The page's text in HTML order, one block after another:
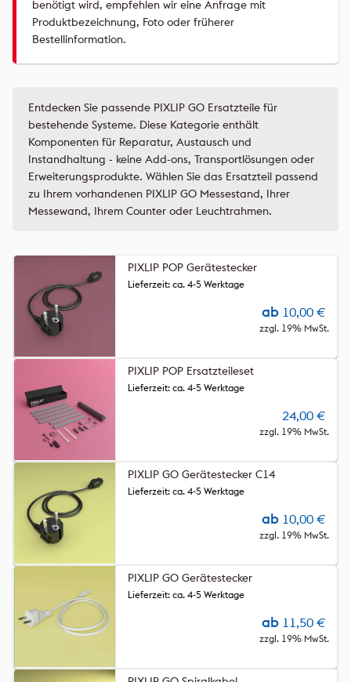
benötigt wird, empfehlen wir eine Anfrage mit
Produktbezeichnung, Foto oder früherer
Bestellinformation.
Entdecken Sie passende PIXLIP GO Ersatzteile für
bestehende Systeme. Diese Kategorie enthält
Komponenten für Reparatur, Austausch und
Instandhaltung - keine Add-ons, Transportlösungen oder
Erweiterungsprodukte. Wählen Sie das Ersatzteil passend
zu Ihrem vorhandenen PIXLIP GO Messestand, Ihrer
Messewand, Ihrem Counter oder Leuchtrahmen.
PIXLIP POP Gerätestecker
ab 10,00 €
zzgl. 19% MwSt.
Lieferzeit: ca. 4-5 Werktage
PIXLIP POP Ersatzteileset
24,00 €
zzgl. 19% MwSt.
Lieferzeit: ca. 4-5 Werktage
PIXLIP GO Gerätestecker C14
ab 10,00 €
zzgl. 19% MwSt.
Lieferzeit: ca. 4-5 Werktage
PIXLIP GO Gerätestecker
ab 11,50 €
zzgl. 19% MwSt.
Lieferzeit: ca. 4-5 Werktage